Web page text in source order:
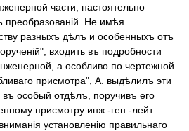
части, настоятельно
преобразованій. Не имѣя
разныхъ дѣлъ и особенныхъ отъ
входить въ подробности
а особливо по чертежной
присмотра", А. выдѣлилъ эти
въ особый отдѣлъ, поручивъ его
присмотру инж.-ген.-лейт.
установленію правильнаго